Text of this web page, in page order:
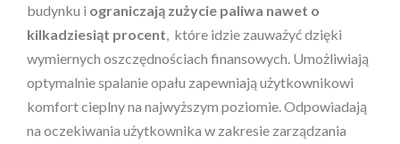
budynku i ograniczają zużycie paliwa nawet o
kilkadziesiąt procent , które idzie zauważyć dzięki
wymiernych oszczędnościach finansowych. Umożliwiają
optymalnie spalanie opału zapewniają użytkownikowi
komfort cieplny na najwyższym poziomie. Odpowiadają
na oczekiwania użytkownika w zakresie zarządzania